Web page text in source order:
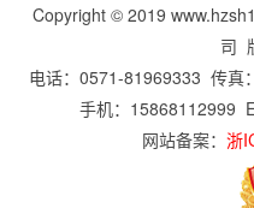
Copyright © 2019
司
电话：0571-81969333 传真
手机：15868112999
网站备案： 浙